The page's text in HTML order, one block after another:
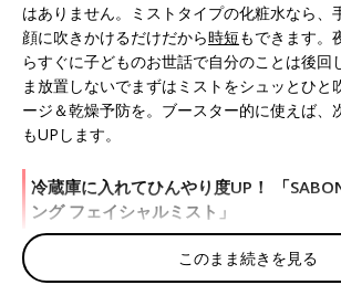
はありません。ミストタイプの化粧水なら、
顔に吹きかけるだけだから時短もできます。
らすぐに子どものお世話で自分のことは後回
ま放置しないでまずはミストをシュッとひと
ージ＆乾燥予防を。ブースター的に使えば、
もUPします。
冷蔵庫に入れてひんやり度UP！ 「
ング フェイシャルミスト」
このまま続きを見る